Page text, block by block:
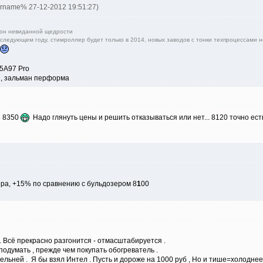
27-12-2012 19:51:27)
невиданной щедрости
году, стимроллер будет только в 2014, новых заводов с тонки техпроцессами
Pro
зальман перформа
8350 Надо глянуть цены и решить отказываться или нет... 8120 точно
+15% по сравнению с бульдозером 8100
прекрасно разгонится - отмасштабируется .
, прежде чем покупать обогреватель .
. Я бы взял Интел . Пусть и дороже на 1000 руб , Но и тише=холоднее